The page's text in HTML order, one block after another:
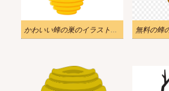
かわいい蜂の巣のイラスト画像